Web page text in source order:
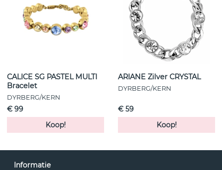
CALICE SG PASTEL MULTI
Bracelet
DYRBERG/KERN
€ 99
Koop!
ARIANE Zilver CRYSTAL
DYRBERG/KERN
€ 59
Koop!
Informatie